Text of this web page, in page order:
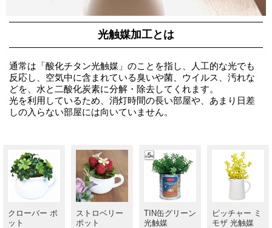
光触媒加工とは
通常は「酸化チタン光触媒」のことを指し、人工的な光でも
反応し、空気中に含まれている臭いや菌、ウイルス、汚れな
どを、水と二酸化炭素に分解・除去してくれます。
光を利用しているため、消灯時間の長い部屋や、あまり日差
しの入らない部屋には向いていません。
クローバー ポ
ット
ストロベリー
ポット
TIN缶グリーン
光触媒
ピッチャー ミ
モザ 光触媒